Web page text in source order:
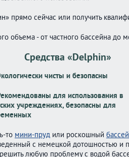
прямо сейчас или получить
объема - от частного бассейна до
Средства «Delphin»
чисты и безопасны
для использования в
учреждениях, безопасны для
то мини-пруд или роскошный
с немецкой дотошностью и
любую проблему с водой